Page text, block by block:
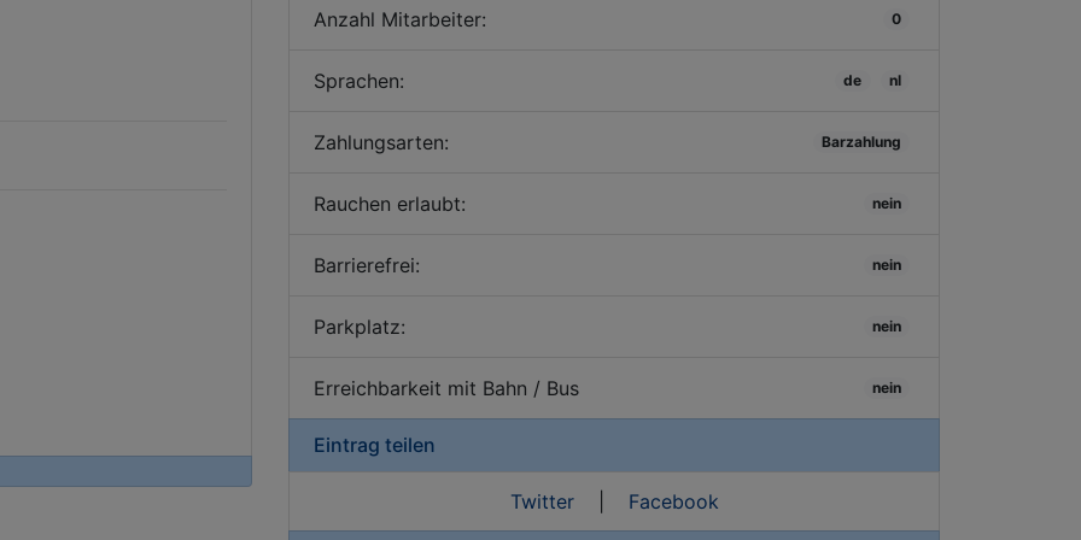
Anzahl Mitarbeiter: 0
Sprachen: de nl
Zahlungsarten: Barzahlung
Rauchen erlaubt: nein
Barrierefrei: nein
Parkplatz: nein
Erreichbarkeit mit Bahn / Bus nein
Eintrag teilen
Twitter| Facebook